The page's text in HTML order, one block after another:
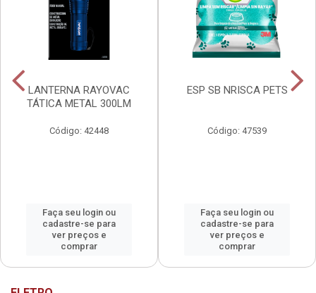
LANTERNA RAYOVAC
TÁTICA METAL 300LM
Código: 42448
Faça seu login ou
cadastre-se para
ver preços e
comprar
ESP SB NRISCA PETS
Código: 47539
Faça seu login ou
cadastre-se para
ver preços e
comprar